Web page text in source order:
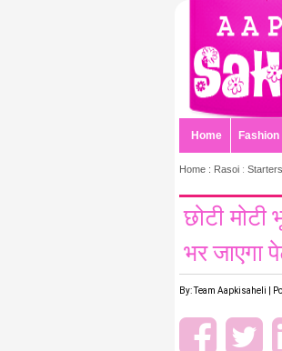
Home
Home : Rasoi : Starters
छोटी
भर जाएगा
By: Team Aapkisaheli |